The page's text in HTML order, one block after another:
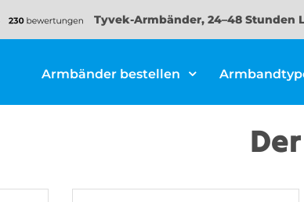
Tyvek-Armbänder, 24–48 Stunden
Armbänder bestellen